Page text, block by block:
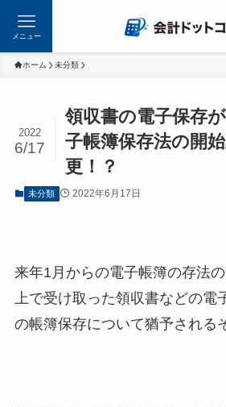
メニュー
ホーム 未分類
領収書の電子保存
子帳簿保存法の開
更！？
2022
6/17
未分類 2022年6月17日
来年1月からの電子帳簿の存法
上で受け取った領収書などの電
の帳簿保存について猶予される